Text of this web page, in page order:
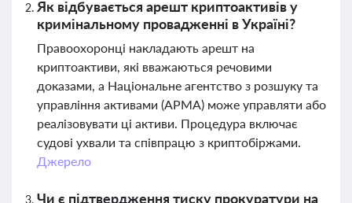
Як відбувається арешт криптоактивів у
кримінальному провадженні в Україні?
Правоохоронці накладають арешт на
криптоактиви, які вважаються речовими
доказами, а Національне агентство з розшуку та
управління активами (АРМА) може управляти або
реалізовувати ці активи. Процедура включає
судові ухвали та співпрацю з криптобіржами.
Джерело
Чи є підтвердження тиску прокуратури на